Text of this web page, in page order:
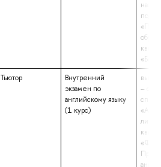
Тьютор
Внутренний
экзамен по
английскому языку
(1 курс)
–